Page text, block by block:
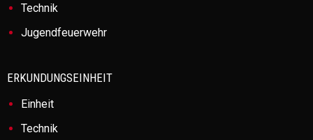
Technik
Jugendfeuerwehr
ERKUNDUNGSEINHEIT
Einheit
Technik